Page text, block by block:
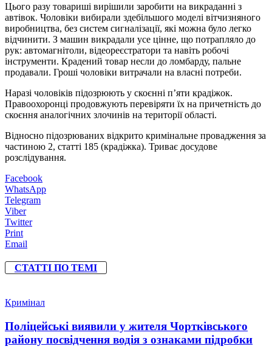
Цього разу товариші вирішили заробити на викраданні з
автівок. Чоловіки вибирали здебільшого моделі вітчизняного
виробництва, без систем сигналізації, які можна було легко
відчинити. З машин викрадали усе цінне, що потрапляло до
рук: автомагнітоли, відеореєстратори та навіть робочі
інструменти. Крадений товар несли до ломбарду, пальне
продавали. Гроші чоловіки витрачали на власні потреби.
Наразі чоловіків підозрюють у скоєнні п’яти крадіжок.
Правоохоронці продовжують перевіряти їх на причетність до
скоєння аналогічних злочинів на території області.
Відносно підозрюваних відкрито кримінальне провадження за
частиною 2, статті 185 (крадіжка). Триває досудове
розслідування.
Facebook
WhatsApp
Telegram
Viber
Twitter
Print
Email
СТАТТІ ПО ТЕМІ
Кримінал
Поліцейські виявили у жителя Чортківського
району посвідчення водія з ознаками підробки